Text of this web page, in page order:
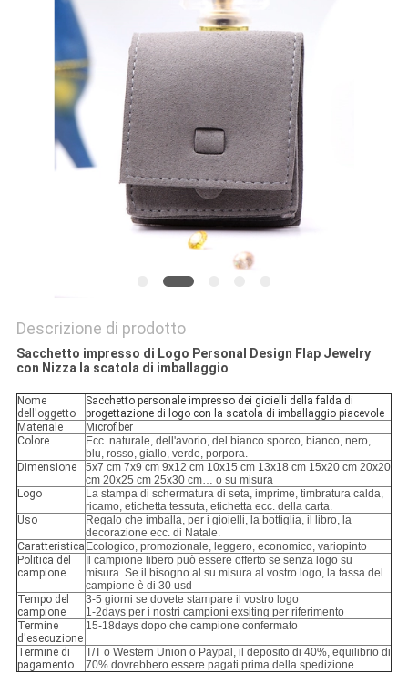
POLITICA
SULLA
PRIVACY
Descrizione di prodotto
Sacchetto impresso di Logo Personal Design Flap Jewelry
con Nizza la scatola di imballaggio
Nome
dell'oggetto
Sacchetto personale impresso dei gioielli della falda di
progettazione di logo con la scatola di imballaggio piacevole
Materiale
Microfiber
Colore
Ecc. naturale, dell'avorio, del bianco sporco, bianco, nero,
blu, rosso, giallo, verde, porpora.
Dimensione
5x7 cm 7x9 cm 9x12 cm 10x15 cm 13x18 cm 15x20 cm 20x20
cm 20x25 cm 25x30 cm… o su misura
Logo
La stampa di schermatura di seta, imprime, timbratura calda,
ricamo, etichetta tessuta, etichetta ecc. della carta.
Uso
Regalo che imballa, per i gioielli, la bottiglia, il libro, la
decorazione ecc. di Natale.
Caratteristica Ecologico, promozionale, leggero, economico, variopinto
Politica del
campione
Il campione libero può essere offerto se senza logo su
misura. Se il bisogno al su misura al vostro logo, la tassa del
campione è di 30 usd
Tempo del
campione
3-5 giorni se dovete stampare il vostro logo
1-2days per i nostri campioni exsiting per riferimento
Termine
d'esecuzione
15-18days dopo che campione confermato
Termine di
pagamento
T/T o Western Union o Paypal, il deposito di 40%, equilibrio di
70% dovrebbero essere pagati prima della spedizione.